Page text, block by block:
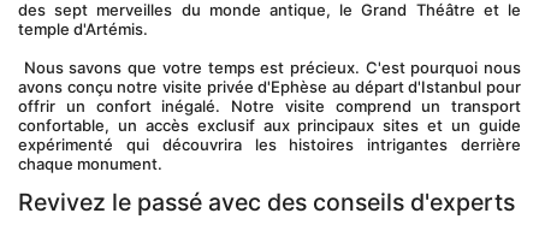
des sept merveilles du monde antique, le Grand Théâtre et le
temple d'Artémis.
avons conçu notre visite privée d'Ephèse au départ d'Istanbul pour
offrir un confort inégalé. Notre visite comprend un transport
confortable, un accès exclusif aux principaux sites et un guide
expérimenté qui découvrira les histoires intrigantes derrière
chaque monument.
Revivez le passé avec des conseils d'experts